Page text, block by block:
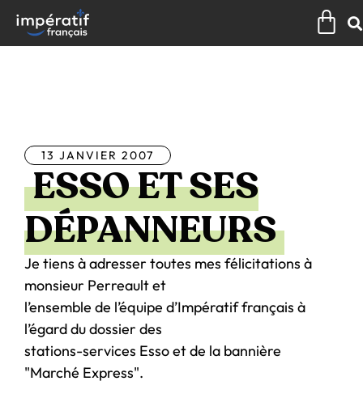
contenu
13 JANVIER 2007
ESSO ET SES
DÉPANNEURS
Je tiens à adresser toutes mes félicitations à
monsieur Perreault et
l’ensemble de l’équipe d’Impératif français à
l’égard du dossier des
stations-services Esso et de la bannière
"Marché Express".